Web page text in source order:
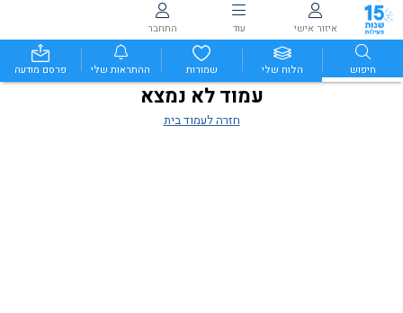
איזור אישי עוד התחבר
חיפוש הלוח שלי שמורות ההתראות שלי פרסם מודעה
עמוד לא נמצא
חזרה לעמוד בית